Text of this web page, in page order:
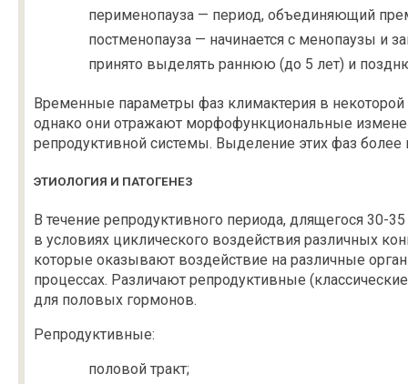
перименопауза — период, объединяющий
постменопауза — начинается с менопаузы и
принято выделять раннюю (до 5 лет) и
Временные параметры фаз климактерия в
однако они отражают морфофункциональные
репродуктивной системы. Выделение этих фаз
ЭТИОЛОГИЯ И ПАТОГЕНЕЗ
В течение репродуктивного периода, длящегося 30-
в условиях циклического воздействия различных
которые оказывают воздействие на различные
процессах. Различают репродуктивные
для половых гормонов.
Репродуктивные:
половой тракт;